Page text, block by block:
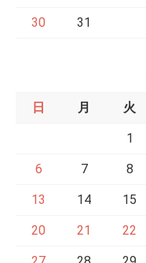
30 31
日 月 火
1
6 7 8
13 14 15
20 21 22